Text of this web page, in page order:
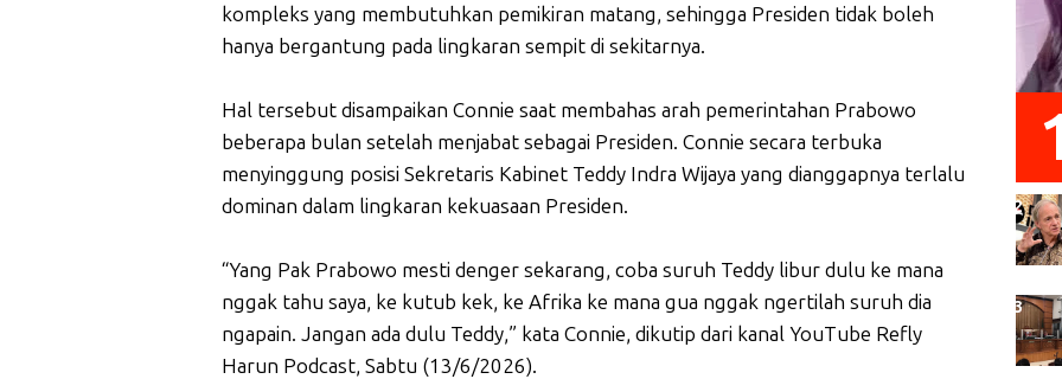
kompleks yang membutuhkan pemikiran matang, sehingga Presiden tidak boleh
hanya bergantung pada lingkaran sempit di sekitarnya.
Hal tersebut disampaikan Connie saat membahas arah pemerintahan Prabowo
beberapa bulan setelah menjabat sebagai Presiden. Connie secara terbuka
menyinggung posisi Sekretaris Kabinet Teddy Indra Wijaya yang dianggapnya terlalu
dominan dalam lingkaran kekuasaan Presiden.
“Yang Pak Prabowo mesti denger sekarang, coba suruh Teddy libur dulu ke mana
nggak tahu saya, ke kutub kek, ke Afrika ke mana gua nggak ngertilah suruh dia
ngapain. Jangan ada dulu Teddy,” kata Connie, dikutip dari kanal YouTube Refly
Harun Podcast, Sabtu (13/6/2026).